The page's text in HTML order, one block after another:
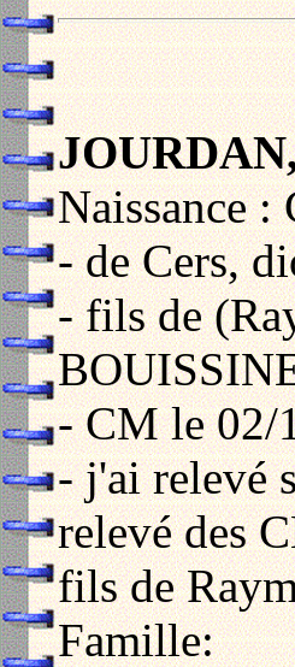
Naissance :
- de Cers,
- fils de
- CM le 02/
- j'ai relevé
relevé des
fils de
Famille: